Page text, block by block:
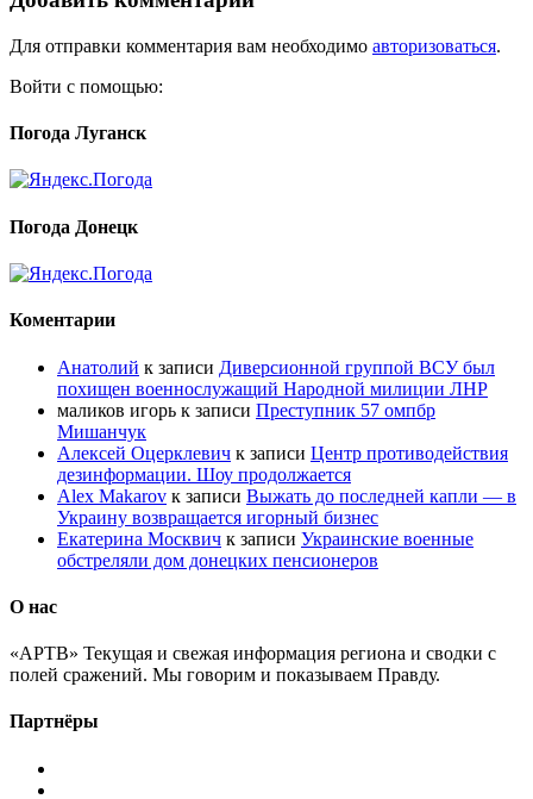
Для отправки комментария вам необходимо авторизоваться.
Войти с помощью:
Погода Луганск
Погода Донецк
Коментарии
Анатолий к записи Диверсионной группой ВСУ был
похищен военнослужащий Народной милиции ЛНР
маликов игорь к записи Преступник 57 омпбр
Мишанчук
Алексей Оцерклевич к записи Центр противодействия
дезинформации. Шоу продолжается
Alex Makarov к записи Выжать до последней капли — в
Украину возвращается игорный бизнес
Екатерина Москвич к записи Украинские военные
обстреляли дом донецких пенсионеров
О нас
«АРТВ» Текущая и свежая информация региона и сводки с
полей сражений. Мы говорим и показываем Правду.
Партнёры